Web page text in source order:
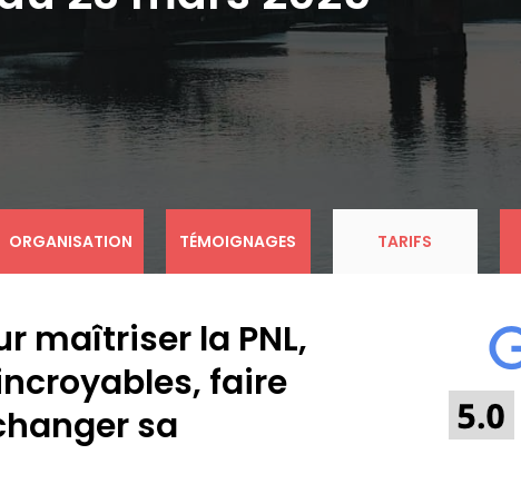
ORGANISATION TÉMOIGNAGES TARIFS
maîtriser la PNL,
faire
sa